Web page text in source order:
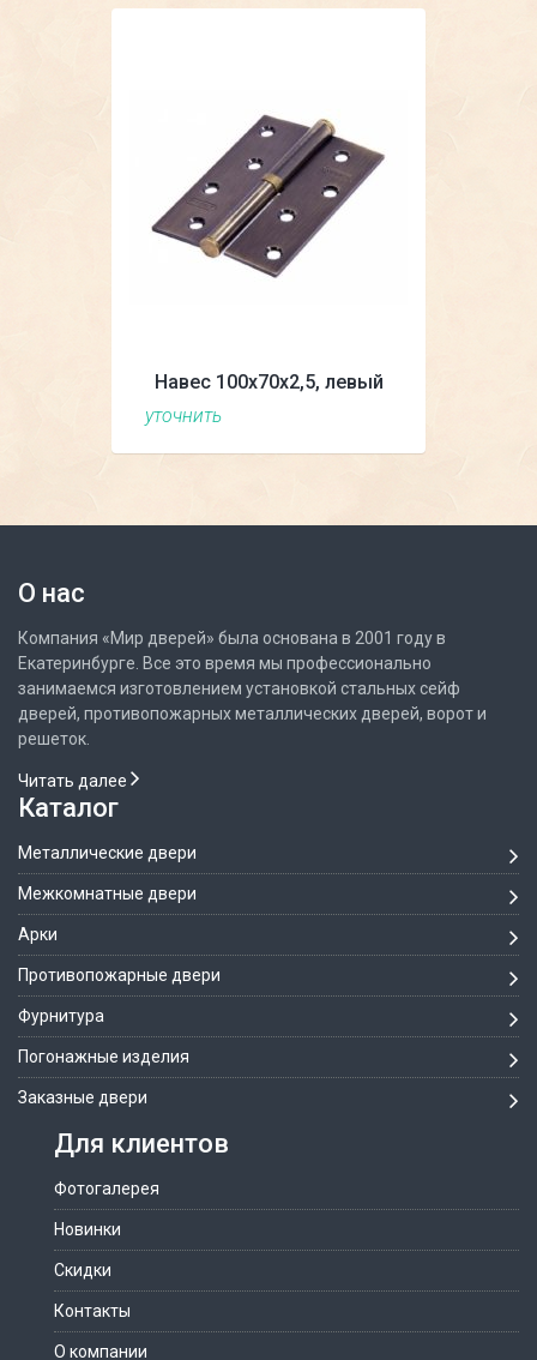
Навес 100х70х2,5, левый
уточнить
О нас
Компания «Мир дверей» была основана в 2001 году в
Екатеринбурге. Все это время мы профессионально
занимаемся изготовлением установкой стальных сейф
дверей, противопожарных металлических дверей, ворот и
решеток.
Читать далее
Каталог
Металлические двери
Межкомнатные двери
Арки
Противопожарные двери
Фурнитура
Погонажные изделия
Заказные двери
Для клиентов
Фотогалерея
Новинки
Скидки
Контакты
О компании